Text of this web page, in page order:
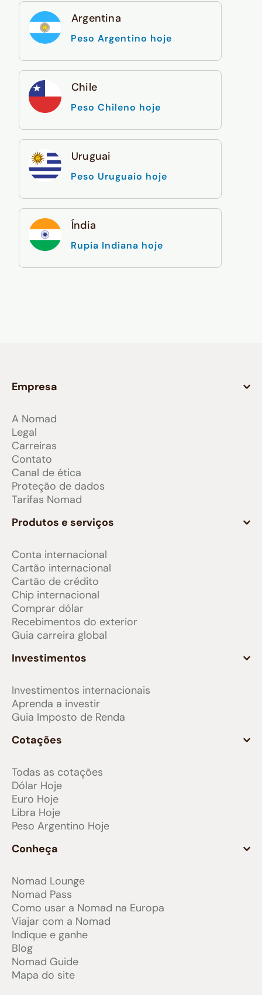
Argentina
Peso Argentino hoje
Chile
Peso Chileno hoje
Uruguai
Peso Uruguaio hoje
Índia
Rupia Indiana hoje
Empresa
A Nomad
Legal
Carreiras
Contato
Canal de ética
Proteção de dados
Tarifas Nomad
Produtos e serviços
Conta internacional
Cartão internacional
Cartão de crédito
Chip internacional
Comprar dólar
Recebimentos do exterior
Guia carreira global
Investimentos
Investimentos internacionais
Aprenda a investir
Guia Imposto de Renda
Cotações
Todas as cotações
Dólar Hoje
Euro Hoje
Libra Hoje
Peso Argentino Hoje
Conheça
Nomad Lounge
Nomad Pass
Como usar a Nomad na Europa
Viajar com a Nomad
Indique e ganhe
Blog
Nomad Guide
Mapa do site